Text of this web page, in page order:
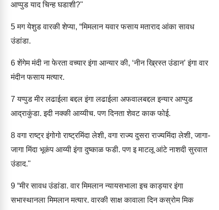
आप्पुड याद चिन्ह घडाशी?"
5मग येशुड वारकी शेप्या, “मिमलान यवार फसाय मताराद आंका सावध
उंडांडा.
6शेंगेम मंदी ना फेरता वच्यार इंगा आन्यार की, ‘नीन ख्रिस्त उंडान’ इंगा वार
मंदीन फसाय मत्यार.
7 यप्पुड मीर लढाईला बद्दल इंगा लढाईला अफवालबद्दल इन्यार आप्पुड
आद्राकुंडा. इदी नक्की आय्यीच. पण दिनता शेवट काक फोई.
8वगा राष्ट्र इंगोगो राष्ट्रमिंदा लेशी, वगा राज्य दुसरा राज्यमिंदा लेशी, जागा-
जागा मिंदा भूकंप आय्यी इंगा दुष्काळ फडी. पण इ माटलू आंटे नाशदी सुरवात
उंडाद."
9 “मीर सावध उंडांडा. वार मिमलान न्यायसभाला इच काड्यार इंगा
सभास्थानला मिमलान मत्यार. वारकी साक्ष कावाला दिन कस्रोम मिक